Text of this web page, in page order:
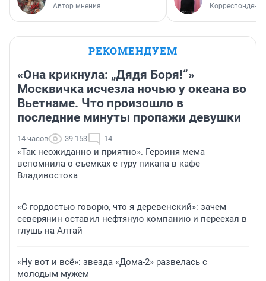
Автор мнения Корреспондент
РЕКОМЕНДУЕМ
«Она крикнула: „Дядя Боря!“»
Москвичка исчезла ночью у океана во
Вьетнаме. Что произошло в
последние минуты пропажи девушки
14 часов 39 153 14
«Так неожиданно и приятно». Героиня мема
вспомнила о съемках с гуру пикапа в кафе
Владивостока
«С гордостью говорю, что я деревенский»: зачем
северянин оставил нефтяную компанию и переехал в
глушь на Алтай
«Ну вот и всё»: звезда «Дома-2» развелась с
молодым мужем